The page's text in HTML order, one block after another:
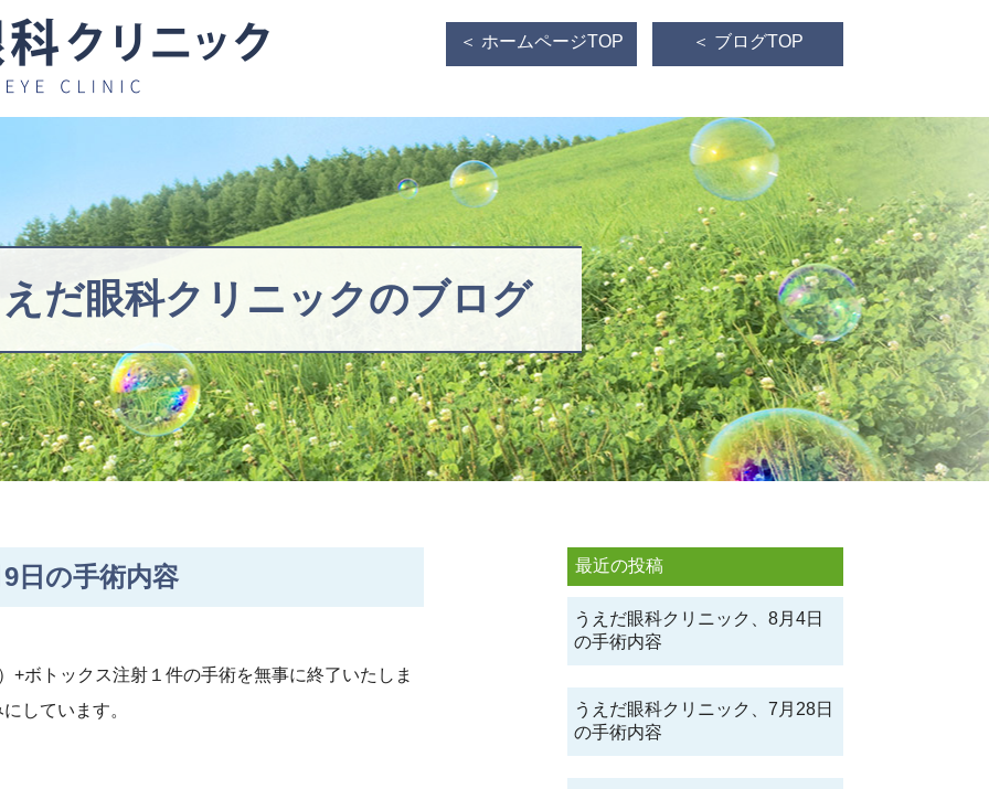
＜ ホームページTOP ＜ ブログTOP
だ眼科クリニックのブログ
最近の投稿
うえだ眼科クリニック、8月4日
の手術内容
うえだ眼科クリニック、7月28日
の手術内容
日の手術内容
+ボトックス注射１件の手術を無事に終了いたしま
しています。